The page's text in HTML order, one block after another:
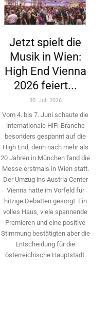
Jetzt spielt die
Musik in Wien:
High End Vienna
2026 feiert...
30. Juli 2026
Vom 4. bis 7. Juni schaute die
internationale HiFi-Branche
besonders gespannt auf die
High End, denn nach mehr als
20 Jahren in München fand die
Messe erstmals in Wien statt.
Der Umzug ins Austria Center
Vienna hatte im Vorfeld für
hitzige Debatten gesorgt. Ein
volles Haus, viele spannende
Premieren und eine positive
Stimmung bestätigten aber die
Entscheidung für die
österreichische Hauptstadt.